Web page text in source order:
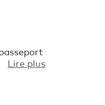
Lire plus